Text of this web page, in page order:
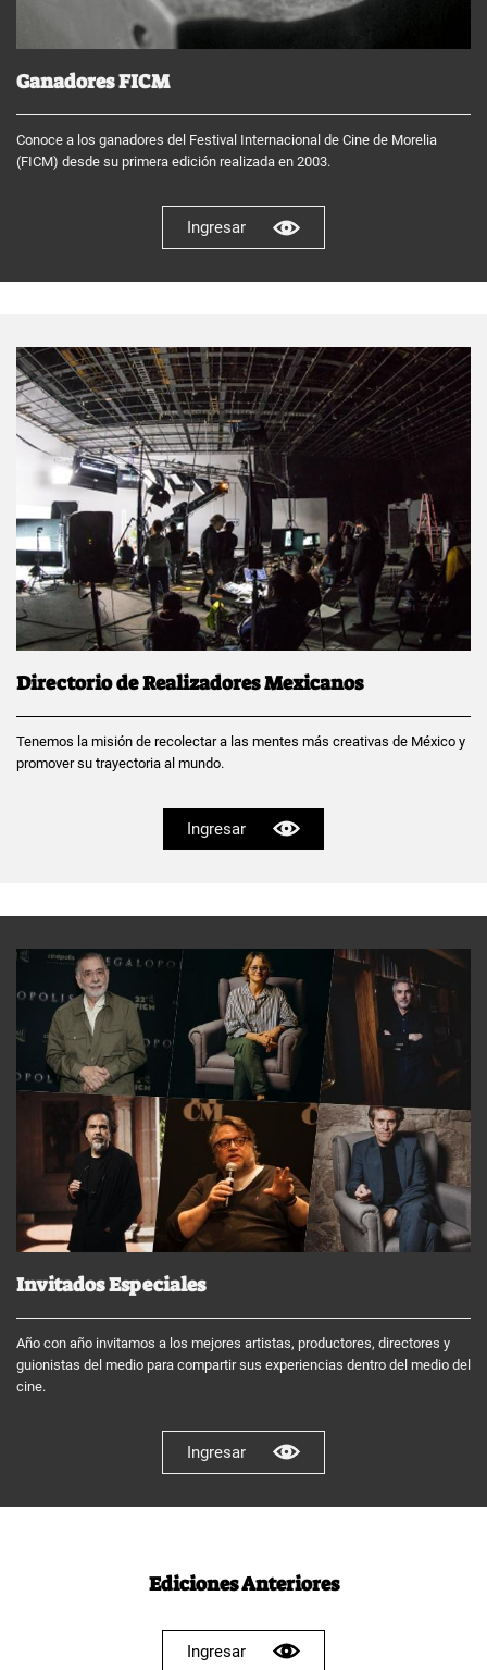
Ganadores FICM
Conoce a los ganadores del Festival Internacional de Cine de Morelia
(FICM) desde su primera edición realizada en 2003.
Ingresar
Directorio de Realizadores Mexicanos
Tenemos la misión de recolectar a las mentes más creativas de México y
promover su trayectoria al mundo.
Ingresar
Invitados Especiales
Año con año invitamos a los mejores artistas, productores, directores y
guionistas del medio para compartir sus experiencias dentro del medio del
cine.
Ingresar
Ediciones Anteriores
Ingresar